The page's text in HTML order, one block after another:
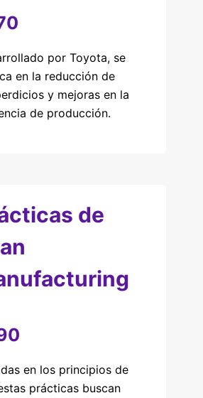
por Toyota, se
en la reducción de
y mejoras en la
de producción.
de
en los principios de
prácticas buscan